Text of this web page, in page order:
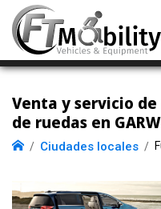
Venta y servicio
de ruedas en
Ciudades locales